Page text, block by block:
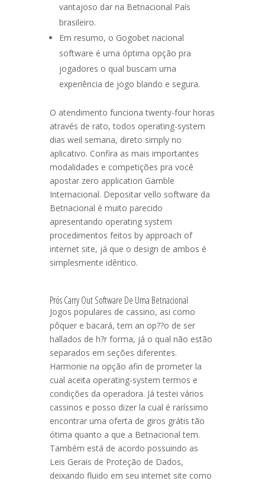
vantajoso dar na Betnacional País
brasileiro.
Em resumo, o Gogobet nacional
software é uma óptima opção pra
jogadores o qual buscam uma
experiência de jogo blando e segura.
O atendimento funciona twenty-four horas
através de rato, todos operating-system
dias weil semana, direto simply no
aplicativo. Confira as mais importantes
modalidades e competições pra você
apostar zero application Gamble
Internacional. Depositar vello software da
Betnacional é muito parecido
apresentando operating system
procedimentos feitos by approach of
internet site, já que o design de ambos é
simplesmente idêntico.
Prós Carry Out Software De Uma Betnacional
Jogos populares de cassino, asi como
pôquer e bacará, tem an op??o de ser
hallados de h?r forma, já o qual não estão
separados em seções diferentes.
Harmonie na opção afin de prometer la
cual aceita operating-system termos e
condições da operadora. Já testei vários
cassinos e posso dizer la cual é raríssimo
encontrar uma oferta de giros grátis tão
ótima quanto a que a Betnacional tem.
Também está de acordo possuindo as
Leis Gerais de Proteção de Dados,
deixando fluido em seu internet site como